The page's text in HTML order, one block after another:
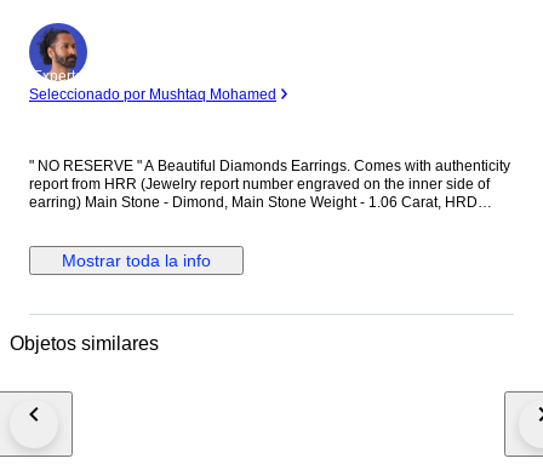
Experto
Seleccionado por Mushtaq Mohamed
" NO RESERVE " A Beautiful Diamonds Earrings. Comes with authenticity
report from HRR (Jewelry report number engraved on the inner side of
earring) Main Stone - Dimond, Main Stone Weight - 1.06 Carat, HRD
Mostrar toda la info
Objetos similares